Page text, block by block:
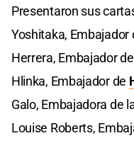
Presentaron sus
Yoshitaka, Embajador
Herrera, Embajador
Hlinka, Embajador de
Galo, Embajadora de
Louise Roberts,